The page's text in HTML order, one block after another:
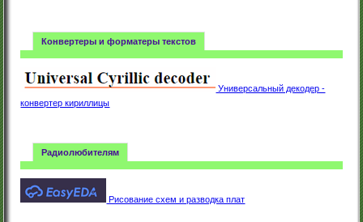
Конвертеры и форматеры текстов
Универсальный декодер -
конвертер кириллицы
Радиолюбителям
Рисование схем и разводка плат